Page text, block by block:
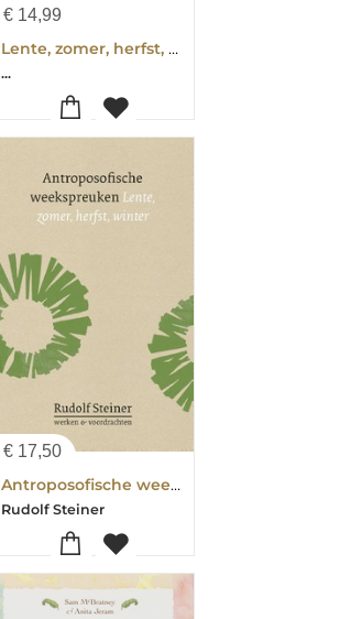
€ 14,99
Lente, zomer, herfst, winter
...
€ 17,50
Antroposofische weekspreuken
Rudolf Steiner